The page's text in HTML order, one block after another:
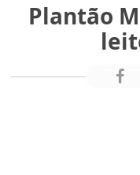
Plantão